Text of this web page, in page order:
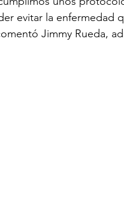
evitar la enfermedad
Jimmy Rueda,